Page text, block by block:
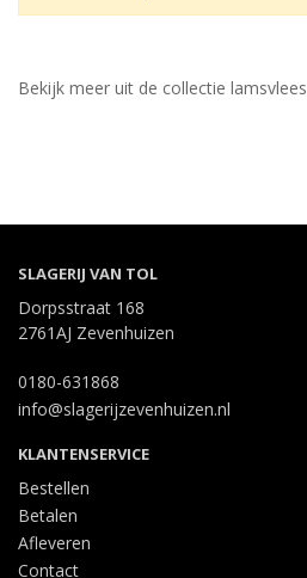
Bekijk meer uit de collectie lamsvlees
SLAGERIJ VAN TOL
Dorpsstraat 168
2761AJ Zevenhuizen
0180-631868
info@slagerijzevenhuizen.nl
KLANTENSERVICE
Bestellen
Betalen
Afleveren
Contact